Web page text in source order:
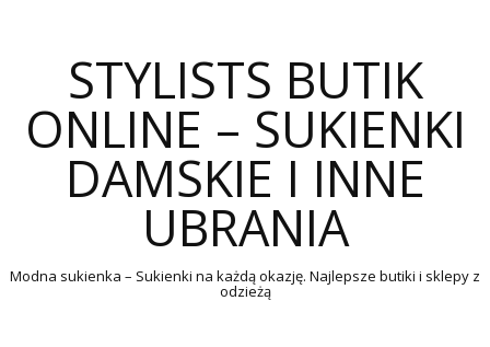
STYLISTS BUTIK
ONLINE – SUKIENKI
DAMSKIE I INNE
UBRANIA
Modna sukienka – Sukienki na każdą okazję. Najlepsze butiki i sklepy z
odzieżą